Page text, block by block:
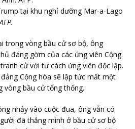
tại khu nghỉ dưỡng Mar-a-Lago
AFP.
trong vòng bầu cử sơ bộ, ông
đáng gờm của các ứng viên Cộng
cử với tư cách ứng viên độc lập.
Cộng hòa sẽ lập tức mất một
vòng bầu cử tổng thống.
nhảy vào cuộc đua, ông vẫn có
đã thắng mình ở bầu cử sơ bộ